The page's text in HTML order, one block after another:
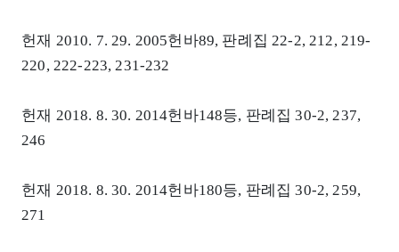
헌재 2010. 7. 29. 2005헌바89, 판례집 22-2, 212, 219-
220, 222-223, 231-232
헌재 2018. 8. 30. 2014헌바148등, 판례집 30-2, 237,
246
헌재 2018. 8. 30. 2014헌바180등, 판례집 30-2, 259,
271